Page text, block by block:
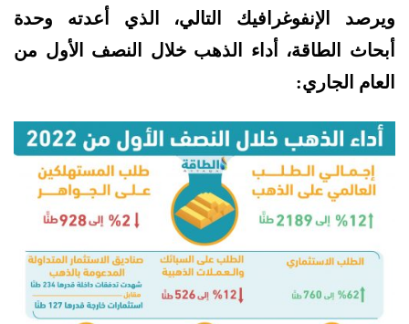
ويرصد الإنفوغرافيك التالي، الذي أعدته وحدة
أبحاث الطاقة، أداء الذهب خلال النصف الأول من
العام الجاري: